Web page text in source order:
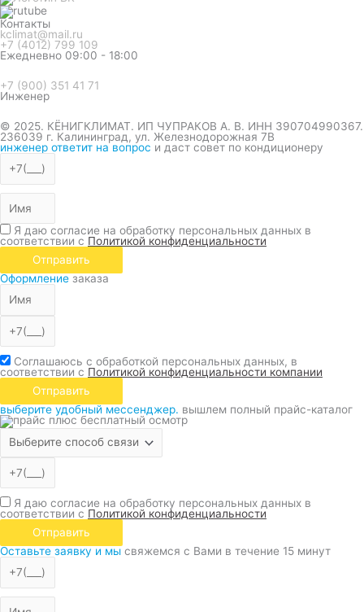
Контакты
kclimat@mail.ru
+7 (4012) 799 109
Ежедневно 09:00 - 18:00
+7 (900) 351 41 71
Инженер
© 2025. КЁНИГКЛИМАТ. ИП ЧУПРАКОВ А. В. ИНН 390704990367.
236039 г. Калининград, ул. Железнодорожная 7В
инженер ответит на вопрос и даст совет по кондиционеру
Я даю согласие на обработку персональных данных в
соответствии с Политикой конфиденциальности
Отправить
Оформление заказа
Соглашаюсь с обработкой персональных данных, в
соответствии с Политикой конфиденциальности компании
Отправить
выберите удобный мессенджер. вышлем полный прайс-каталог
Я даю согласие на обработку персональных данных в
соответствии с Политикой конфиденциальности
Отправить
Оставьте заявку и мы свяжемся с Вами в течение 15 минут